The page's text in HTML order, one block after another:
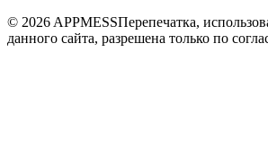
© 2026 APPMESSПерепечатка,
данного сайта, разрешена только по